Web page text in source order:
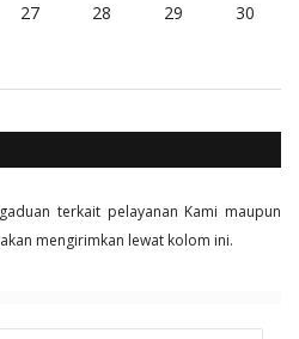
27 28 29 30
terkait pelayanan Kami maupun
mengirimkan lewat kolom ini.